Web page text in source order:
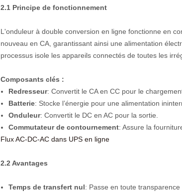
2.1 Principe de fonctionnement
L'onduleur à double conversion en ligne fonctionne en
nouveau en CA, garantissant ainsi une alimentation
processus isole les appareils connectés de toutes les
Composants clés :
Redresseur: Convertit le CA en CC pour le
Batterie: Stocke l’énergie pour une alimentation
Onduleur: Convertit le DC en AC pour la sortie.
Commutateur de contournement: Assure la
Flux AC-DC-AC dans UPS en ligne
2.2 Avantages
Temps de transfert nul: Passe en toute